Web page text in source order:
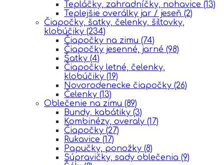
Tepláčky, zahradníčky, nohavice (13)
Teplejšie overálky jar / jeseň (2)
Čiapočky, šatky, čelenky, šiltovky,
klobúčiky (234)
Čiapočky na zimu (74)
Čiapočky jesenné, jarné (98)
Šatky (4)
Čiapočky letné, čelenky,
klobúčiky (19)
Novorodenecke čiapočky (26)
Čelenky (13)
Oblečenie na zimu (89)
Bundy, kabátiky (3)
Kombinézy, overaly (17)
Čiapočky (27)
Rukavice (17)
Papučky, ponožky (8)
Súpravičky, sady oblečenia (9)